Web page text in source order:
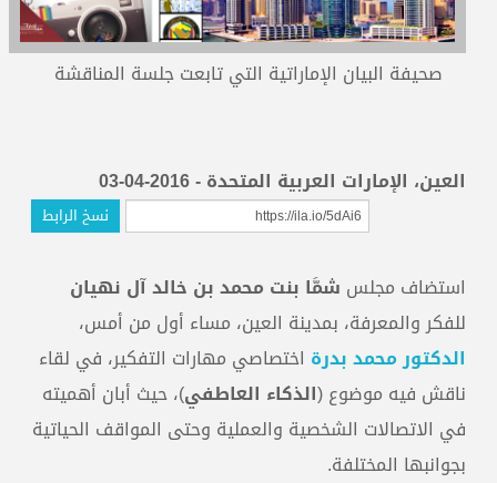
صحيفة البيان الإماراتية التي تابعت جلسة المناقشة
العين، الإمارات العربية المتحدة - 2016-04-03
نسخ الرابط
استضاف مجلس شمَّا بنت محمد بن خالد آل نهيان
للفكر والمعرفة، بمدينة العين، مساء أول من أمس،
الدكتور محمد بدرة اختصاصي مهارات التفكير، في لقاء
ناقش فيه موضوع (الذكاء العاطفي)، حيث أبان أهميته
في الاتصالات الشخصية والعملية وحتى المواقف الحياتية
بجوانبها المختلفة.